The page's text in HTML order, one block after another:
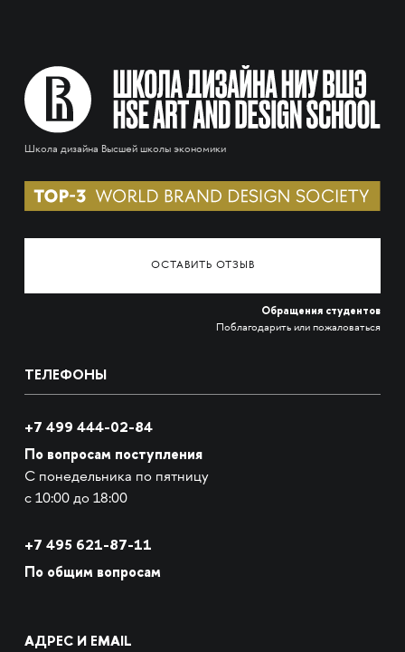
Школа дизайна Высшей школы экономики
ОСТАВИТЬ ОТЗЫВ
Обращения студентов
Поблагодарить или пожаловаться
ТЕЛЕФОНЫ
+7 499 444-02-84
По вопросам поступления
С понедельника по пятницу
с 10:00 до 18:00
+7 495 621-87-11
По общим вопросам
АДРЕС И EMAIL